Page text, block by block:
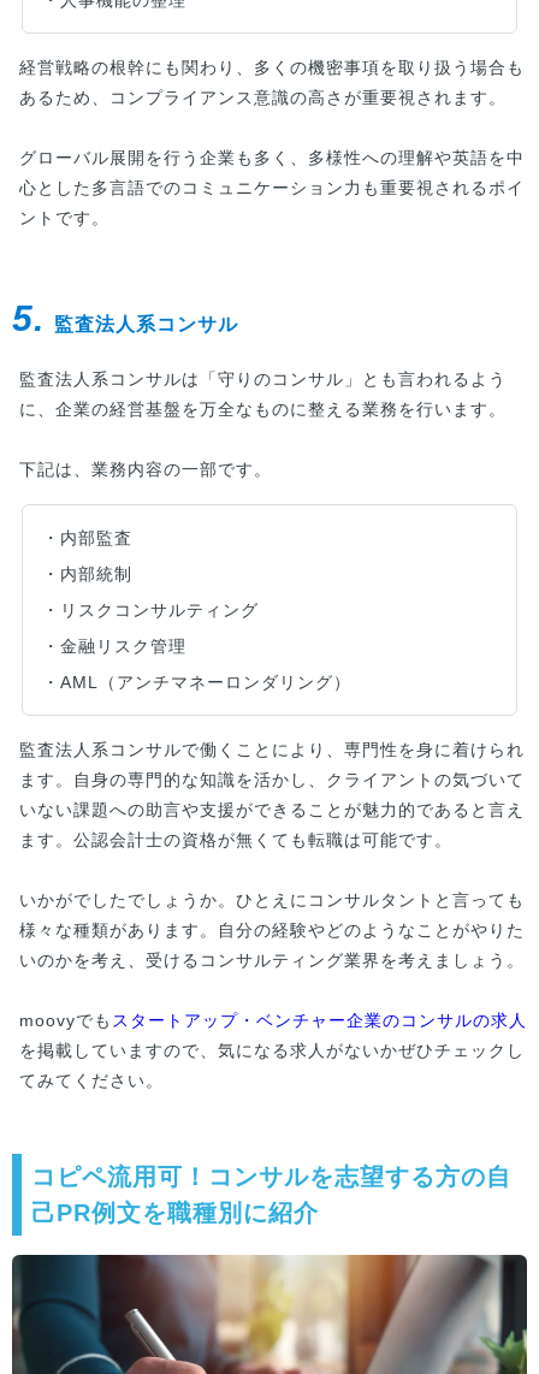
経営戦略の根幹にも関わり、多くの機密事項を取り扱う場合も
あるため、コンプライアンス意識の高さが重要視されます。
グローバル展開を行う企業も多く、多様性への理解や英語を中
心とした多言語でのコミュニケーション力も重要視されるポイ
ントです。
5. 監査法人系コンサル
監査法人系コンサルは「守りのコンサル」とも言われるよう
に、企業の経営基盤を万全なものに整える業務を行います。
下記は、業務内容の一部です。
・内部監査
・内部統制
・リスクコンサルティング
・金融リスク管理
・AML（アンチマネーロンダリング）
監査法人系コンサルで働くことにより、専門性を身に着けられ
ます。自身の専門的な知識を活かし、クライアントの気づいて
いない課題への助言や支援ができることが魅力的であると言え
ます。公認会計士の資格が無くても転職は可能です。
いかがでしたでしょうか。ひとえにコンサルタントと言っても
様々な種類があります。自分の経験やどのようなことがやりた
いのかを考え、受けるコンサルティング業界を考えましょう。
moovyでも スタートアップ・ベンチャー企業のコンサルの求人
を掲載していますので、気になる求人がないかぜひチェックし
てみてください。
コピペ流用可！コンサルを志望する方の自
己PR例文を職種別に紹介